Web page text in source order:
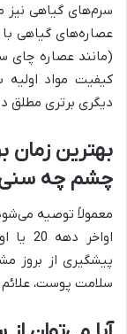
سرم‌های گیاهی نیز
عصاره‌های گیاهی
(مانند عصاره چای
کیفیت مواد اولیه
دیگری برتری مطلق
بهترین زمان
چشم چه
معمولاً توصیه
پیشگیری از بروز
سلامت پوست،